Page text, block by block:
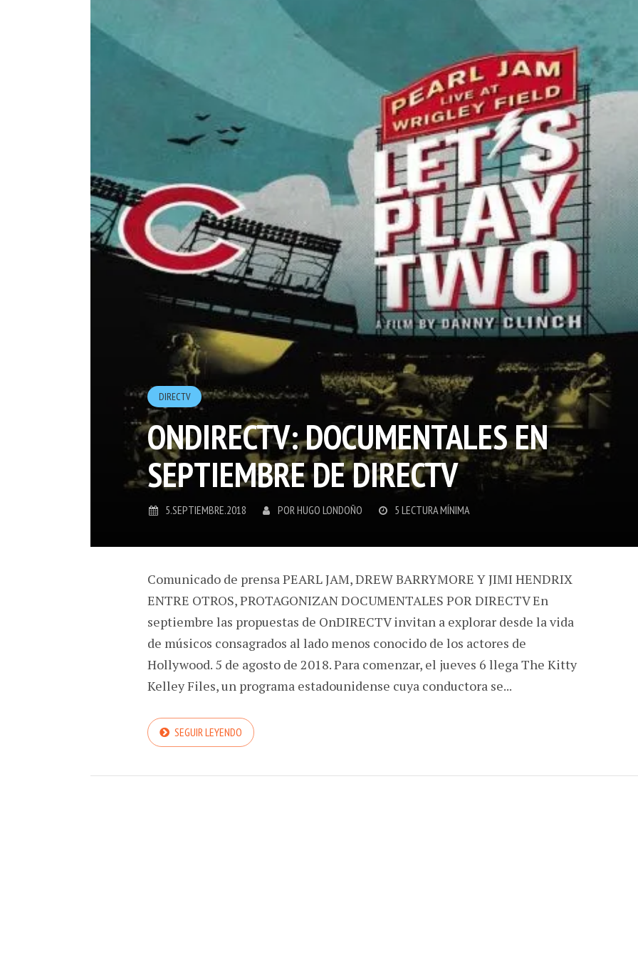
DIRECTV
ONDIRECTV: DOCUMENTALES EN
SEPTIEMBRE DE DIRECTV
5.SEPTIEMBRE.2018 PORHUGO LONDOÑO 5 LECTURA MÍNIMA
Comunicado de prensa PEARL JAM, DREW BARRYMORE Y JIMI HENDRIX
ENTRE OTROS, PROTAGONIZAN DOCUMENTALES POR DIRECTV En
septiembre las propuestas de OnDIRECTV invitan a explorar desde la vida
de músicos consagrados al lado menos conocido de los actores de
Hollywood. 5 de agosto de 2018. Para comenzar, el jueves 6 llega The Kitty
Kelley Files, un programa estadounidense cuya conductora se...
SEGUIR LEYENDO